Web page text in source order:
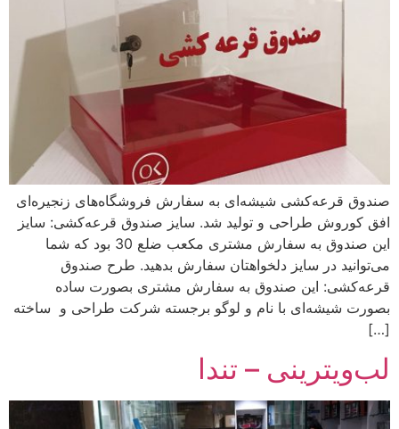
صندوق قرعه‌کشی شیشه‌ای به سفارش فروشگاه‌های زنجیره‌ای
افق کوروش طراحی و تولید شد. سایز صندوق قرعه‌کشی: سایز
این صندوق به سفارش مشتری مکعب ضلع 30 بود که شما
می‌توانید در سایز دلخواهتان سفارش بدهید. طرح‌ صندوق
قرعه‌کشی: این صندوق به سفارش مشتری بصورت ساده
بصورت شیشه‌ای با نام و لوگو برجسته شرکت طراحی و ساخته
[…]
لب‌ویترینی – تندا